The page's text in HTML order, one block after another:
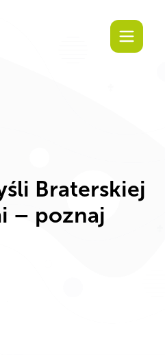
Braterskiej
– poznaj